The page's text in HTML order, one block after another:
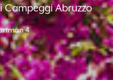
Campeggi Abruzzo
4